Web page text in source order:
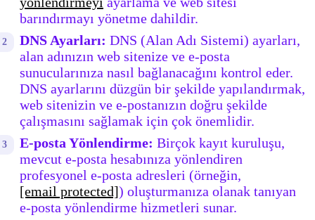
barındırmayı yönetme dahildir.
DNS Ayarları: DNS (Alan Adı Sistemi) ayarları,
alan adınızın web sitenize ve e-posta
sunucularınıza nasıl bağlanacağını kontrol eder.
DNS ayarlarını düzgün bir şekilde yapılandırmak,
web sitenizin ve e-postanızın doğru şekilde
çalışmasını sağlamak için çok önemlidir.
E-posta Yönlendirme: Birçok kayıt kuruluşu,
mevcut e-posta hesabınıza yönlendiren
profesyonel e-posta adresleri (örneğin,
[email protected]) oluşturmanıza olanak tanıyan
e-posta yönlendirme hizmetleri sunar.